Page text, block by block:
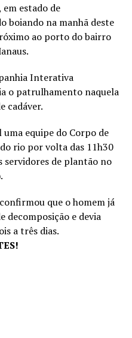
estado de
boiando na manhã deste
ao porto do bairro
Interativa
o patrulhamento naquela
cadáver.
equipe do Corpo de
rio por volta das 11h30
servidores de plantão no
que o homem já
decomposição e devia
a três dias.